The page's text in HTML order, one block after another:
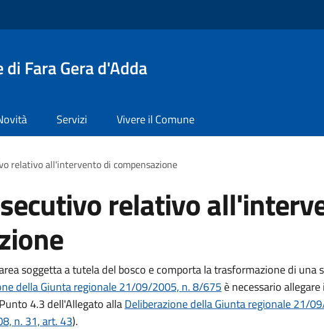
di Fara Gera d'Adda
Servizi Vivere il Comune
relativo all'intervento di compensazione
relativo
soggetta a tutela del bosco e comporta la trasformazione di una
della Giuntaregionale 21/09/2005, n. 8/675 è necessario
4.3 dell'Allegato allaDeliberazione della Giuntaregionale 21/
n. 31, art. 43).